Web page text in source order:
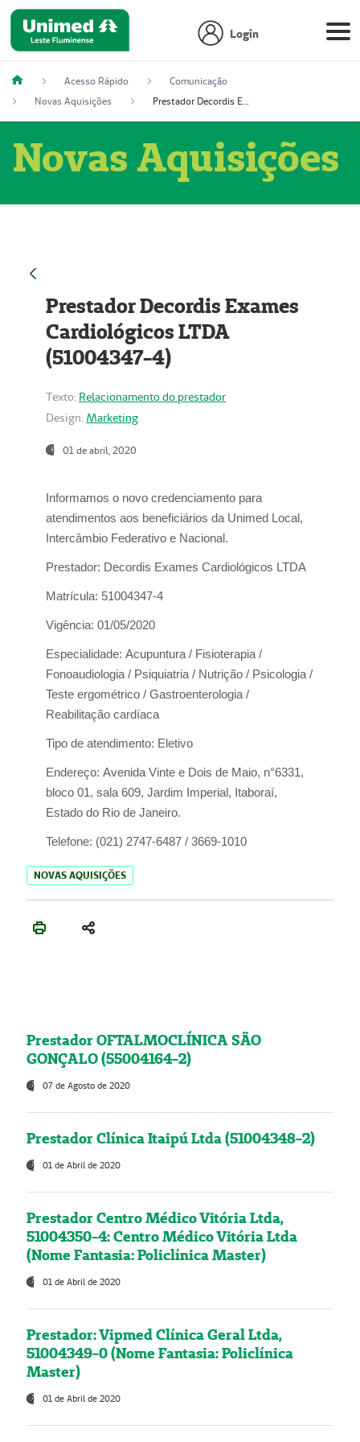
Login
Acesso Rápido
Comunicação
Novas Aquisições
Prestador Decordis Exames Cardiológicos LTDA (51004347-4)
Novas Aquisições
Prestador Decordis Exames
Cardiológicos LTDA
(51004347-4)
Texto: Relacionamento do prestador
Design: Marketing
01 de abril, 2020
Informamos o novo credenciamento para
atendimentos aos beneficiários da Unimed Local,
Intercâmbio Federativo e Nacional.
Prestador: Decordis Exames Cardiológicos LTDA
Matrícula: 51004347-4
Vigência: 01/05/2020
Especialidade: Acupuntura / Fisioterapia /
Fonoaudiologia / Psiquiatria / Nutrição / Psicologia /
Teste ergométrico / Gastroenterologia /
Reabilitação cardíaca
Tipo de atendimento: Eletivo
Endereço: Avenida Vinte e Dois de Maio, n°6331,
bloco 01, sala 609, Jardim Imperial, Itaboraí,
Estado do Rio de Janeiro.
Telefone: (021) 2747-6487 / 3669-1010
NOVAS AQUISIÇÕES
Prestador OFTALMOCLÍNICA SÃO
GONÇALO (55004164-2)
07 de Agosto de 2020
Prestador Clínica Itaipú Ltda (51004348-2)
01 de Abril de 2020
Prestador Centro Médico Vitória Ltda,
51004350-4: Centro Médico Vitória Ltda
(Nome Fantasia: Policlínica Master)
01 de Abril de 2020
Prestador: Vipmed Clínica Geral Ltda,
51004349-0 (Nome Fantasia: Policlínica
Master)
01 de Abril de 2020